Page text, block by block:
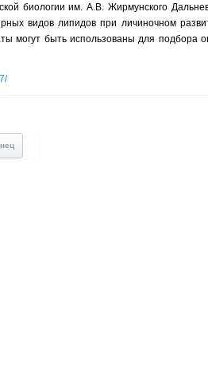
биологии им. А.В. Жирмунского
видов липидов при личиночном
могут быть использованы для подбора